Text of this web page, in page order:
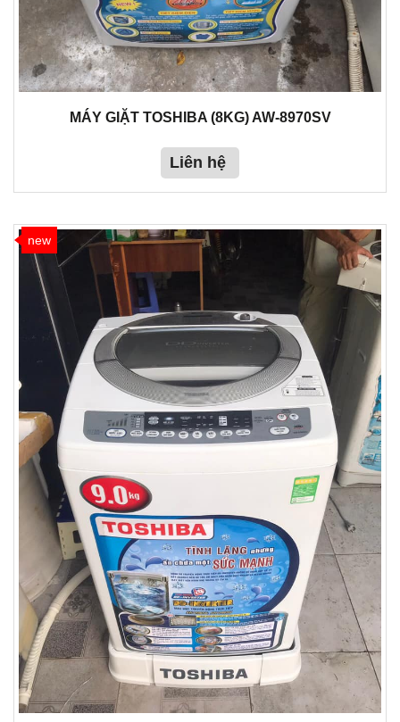
MÁY GIẶT TOSHIBA (8KG) AW-8970SV
Liên hệ
new